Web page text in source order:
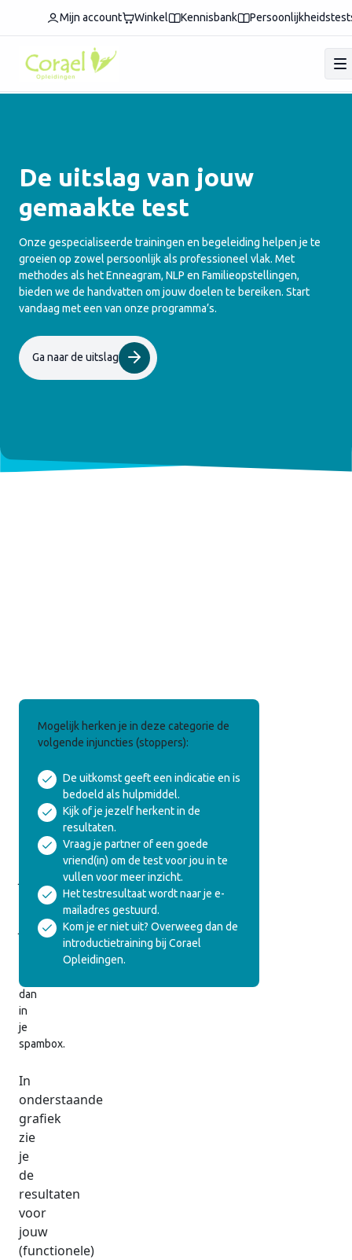
Mijn account Winkel Kennisbank
De uitslag van jouw
gemaakte test
Onze gespecialiseerde trainingen en begeleiding helpen je te
groeien op zowel persoonlijk als professioneel vlak. Met
methodes als het Enneagram, NLP en Familieopstellingen,
bieden we de handvatten om jouw doelen te bereiken. Start
vandaag met een van onze programma’s.
Ga naar de uitslag
Veelgebruikte
Egotoestanden
gemaild.
dan
in
je
spambox.
In
onderstaande
grafiek
zie
je
de
resultaten
voor
jouw
(functionele)
Mogelijk herken je in deze categorie de
volgende injuncties (stoppers):
De uitkomst geeft een indicatie en is
bedoeld als hulpmiddel.
Kijk of je jezelf herkent in de
resultaten.
Vraag je partner of een goede
vriend(in) om de test voor jou in te
vullen voor meer inzicht.
Het testresultaat wordt naar je e-
mailadres gestuurd.
Kom je er niet uit? Overweeg dan de
introductietraining bij Corael
Opleidingen.